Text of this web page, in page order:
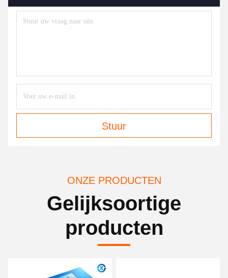
Stuur
ONZE PRODUCTEN
Gelijksoortige
producten